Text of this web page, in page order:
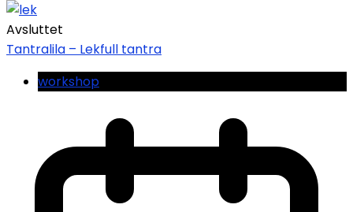
Avsluttet
Tantralila – Lekfull tantra
workshop